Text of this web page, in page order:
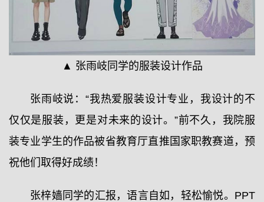
▲ 张雨岐同学的服装设计作品
张雨岐说：“我热爱服装设计专业，我设计的不
仅仅是服装，更是对未来的设计。”前不久，我院服
装专业学生的作品被省教育厅直推国家职教赛道，预
祝他们取得好成绩！
张梓嫱同学的汇报，语言自如，轻松愉悦。PPT